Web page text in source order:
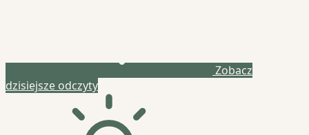
Zobacz
dzisiejsze odczyty